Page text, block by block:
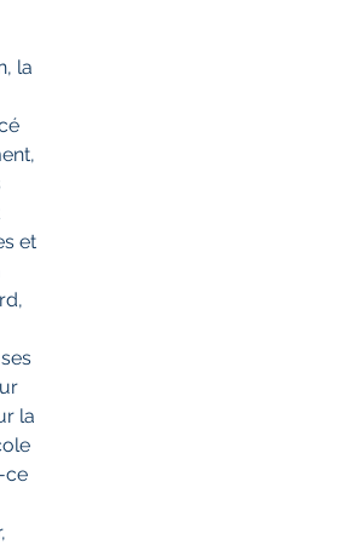
la
et
la
ce